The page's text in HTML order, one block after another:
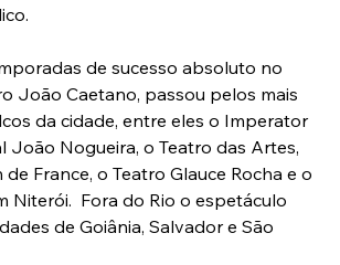
de sucesso absoluto no
João Caetano, passou pelos mais
da cidade, entre eles o Imperator
João Nogueira, o Teatro das Artes,
France, o Teatro Glauce Rocha e o
Niterói.  Fora do Rio o espetáculo
de Goiânia, Salvador e São